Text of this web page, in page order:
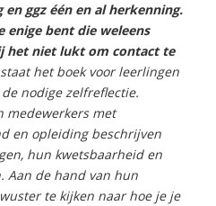
ggz één en al herkenning.
enige bent die weleens
het niet lukt om contact te
het boek voor leerlingen
nodige zelfreflectie.
medewerkers met
en opleiding beschrijven
hun kwetsbaarheid en
Aan de hand van hun
te kijken naar hoe je je